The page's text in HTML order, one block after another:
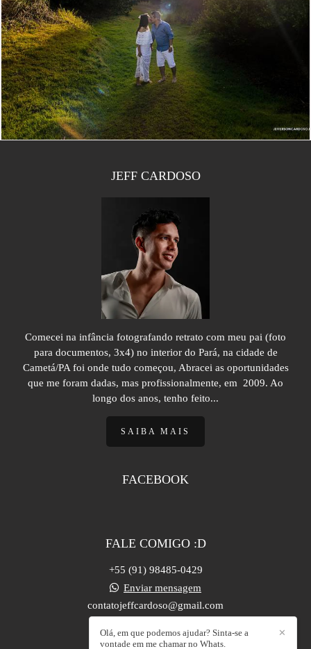
2034
JEFF CARDOSO
Comecei na infância fotografando retrato com meu pai (foto
para documentos, 3x4) no interior do Pará, na cidade de
Cametá/PA foi onde tudo começou, Abracei as oportunidades
que me foram dadas, mas profissionalmente, em 2009. Ao
longo dos anos, tenho feito...
SAIBA MAIS
FACEBOOK
FALE COMIGO :D
+55 (91) 98485-0429
Enviar mensagem
contatojeffcardoso@gmail.com
✕
Olá, em que podemos ajudar? Sinta-se a
vontade em me chamar no Whats.